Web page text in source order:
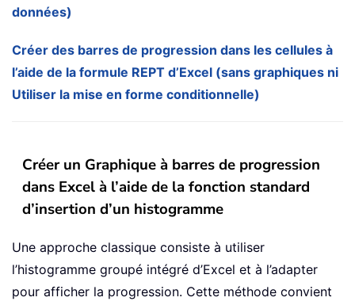
données)
Créer des barres de progression dans les cellules à
l’aide de la formule REPT d’Excel (sans graphiques ni
Utiliser la mise en forme conditionnelle)
Créer un Graphique à barres de progression
dans Excel à l’aide de la fonction standard
d’insertion d’un histogramme
Une approche classique consiste à utiliser
l’histogramme groupé intégré d’Excel et à l’adapter
pour afficher la progression. Cette méthode convient